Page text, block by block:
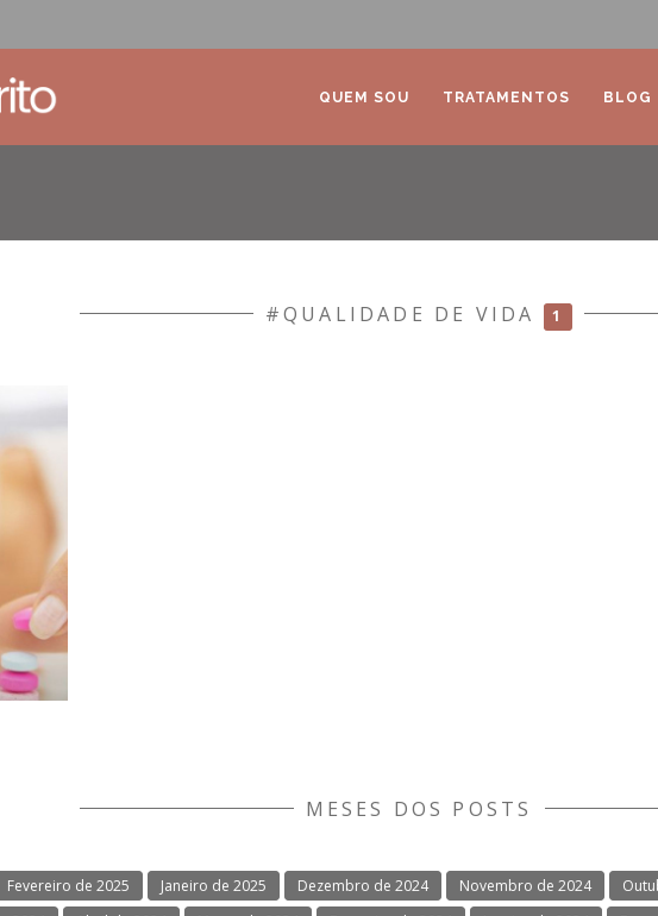
QUEM SOU TRATAMENTOS BLOG
#QUALIDADE DE VIDA 1
MESES DOS POSTS
Fevereiro de 2025 Janeiro de 2025 Dezembro de 2024 Novembro de 2024